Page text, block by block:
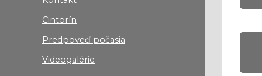
Cintorín
Predpoveď počasia
Videogalérie